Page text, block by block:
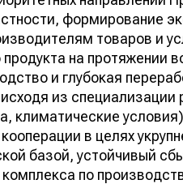
формирование
товаров и
продукта на
и глубокая
из
климатические
в целях
базой, устойчивый
по